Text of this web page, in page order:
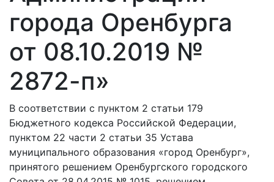
города Оренбурга
от 08.10.2019 №
2872-п»
В соответствии с пунктом 2 статьи 179
Бюджетного кодекса Российской Федерации,
пунктом 22 части 2 статьи 35 Устава
муниципального образования «город Оренбург»,
принятого решением Оренбургского городского